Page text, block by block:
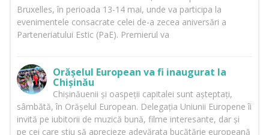
Bruxelles, în perioada 13-14 mai, unde va participa la
evenimentele consacrate celei de-a zecea aniversări a
Parteneriatului Estic (PaE). Premierul va
Orășelul European va fi inaugurat la
Chișinău
Chișinăuenii și oaspeții capitalei sunt așteptați,
sâmbătă, în Orășelul European. Delegația Uniunii Europene îi
invită pe iubitorii de muzică bună, filme interesante, dar și
pe cei care știu să aprecieze adevărata bucătărie europeană